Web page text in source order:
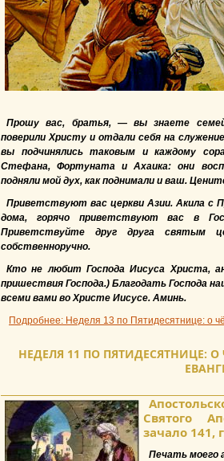
Прошу вас, братья, — вы знаете
поверили Христу и отдали себя на
вы подчинялись таковым и каждому
Стефана, Фортуната и Ахаика: они
подняли мой дух, как поднимали и ваш.
Приветствуют вас церкви Азии. Акила с
дома, горячо приветствуют вас в
Приветствуйте друг друга святым
собственноручно.
Кто не любит Господа Иисуса Христа,
пришествия Господа.) Благодать Господа
всеми вами во Христе Иисусе. Аминь.
Подробнее: Неделя 13 по Пятидесятнице: о
НЕДЕЛЯ 11 ПО ПЯТИДЕСЯТНИЦЕ:
Святого
зачало 141,
Печать моего